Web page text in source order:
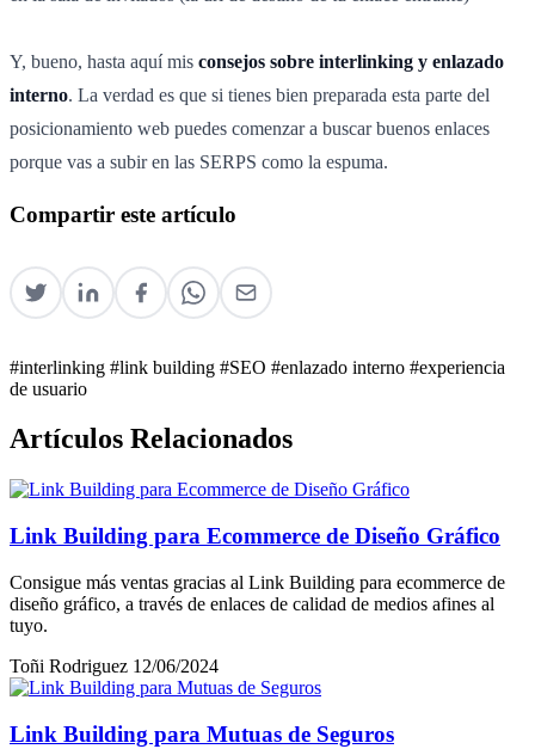
Y, bueno, hasta aquí mis consejos sobre interlinking y enlazado
interno. La verdad es que si tienes bien preparada esta parte del
posicionamiento web puedes comenzar a buscar buenos enlaces
porque vas a subir en las SERPS como la espuma.
Compartir este artículo
#interlinking #link building #SEO #enlazado interno #experiencia
de usuario
Artículos Relacionados
Link Building para Ecommerce de Diseño Gráfico
Consigue más ventas gracias al Link Building para ecommerce de
diseño gráfico, a través de enlaces de calidad de medios afines al
tuyo.
Toñi Rodriguez 12/06/2024
Link Building para Mutuas de Seguros